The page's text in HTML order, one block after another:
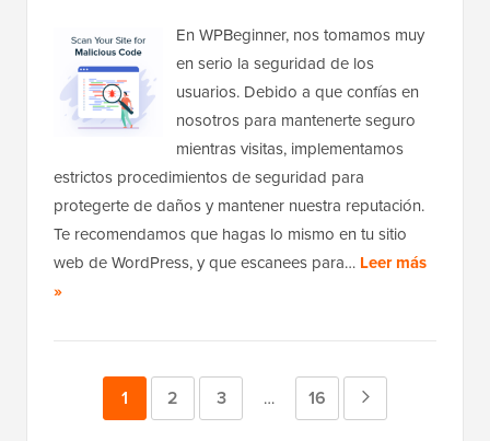
En WPBeginner, nos tomamos muy
en serio la seguridad de los
usuarios. Debido a que confías en
nosotros para mantenerte seguro
mientras visitas, implementamos
estrictos procedimientos de seguridad para
protegerte de daños y mantener nuestra reputación.
Te recomendamos que hagas lo mismo en tu sitio
web de WordPress, y que escanees para… Leer más
»
Página
1 Página
2 Página
3
Páginas
provisionales
… Página
16